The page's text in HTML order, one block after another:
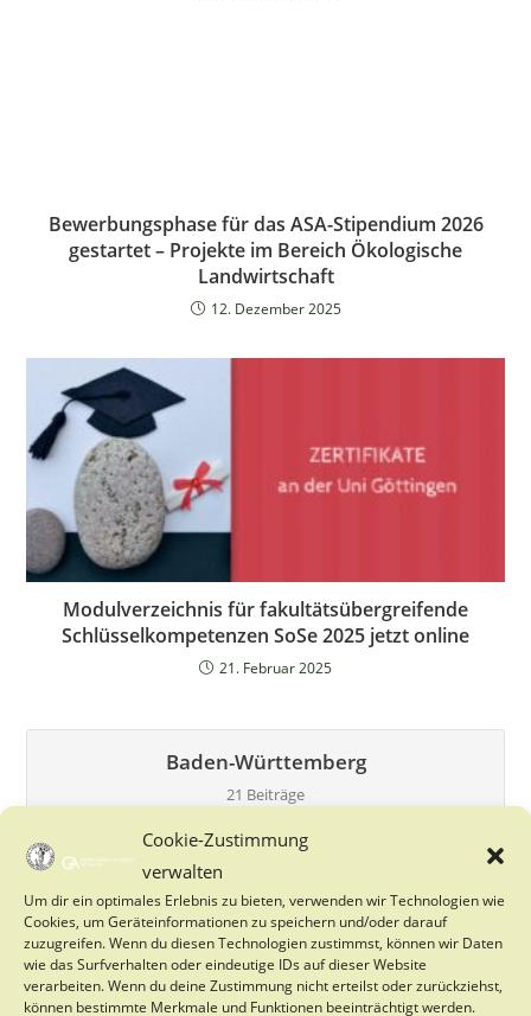
Cookie-Zustimmung
verwalten
Um dir ein optimales Erlebnis zu bieten, verwenden wir Technologien wie
Cookies, um Geräteinformationen zu speichern und/oder darauf
zuzugreifen. Wenn du diesen Technologien zustimmst, können wir Daten
wie das Surfverhalten oder eindeutige IDs auf dieser Website
verarbeiten. Wenn du deine Zustimmung nicht erteilst oder zurückziehst,
können bestimmte Merkmale und Funktionen beeinträchtigt werden.
Bewerbungsphase für das ASA-Stipendium 2026
gestartet – Projekte im Bereich Ökologische
Landwirtschaft
12. Dezember 2025
Modulverzeichnis für fakultätsübergreifende
Schlüsselkompetenzen SoSe 2025 jetzt online
21. Februar 2025
Baden-Württemberg
21 Beiträge
27 Beiträge
Berlin